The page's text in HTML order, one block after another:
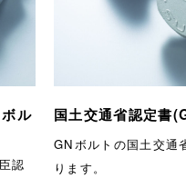
ル
認
国土交通省認定書
GNボルトの国土交通
ります。